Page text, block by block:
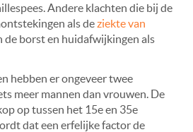
Andere klachten die bij de
als deziekte van
de borst en huidafwijkingen als
hebben er ongeveer twee
meer mannen dan vrouwen. De
op tussen het 15e en 35e
dat een erfelijke factor de